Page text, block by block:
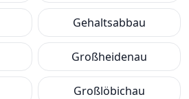
Gehaltsabbau
Großheidenau
Großlöbichau